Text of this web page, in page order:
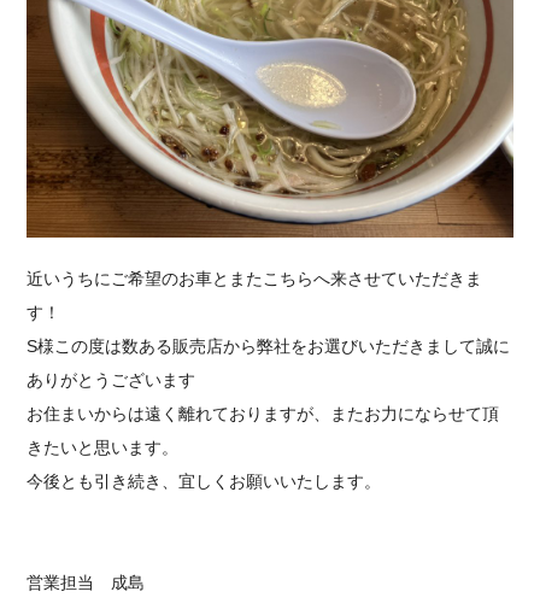
近いうちにご希望のお車とまたこちらへ来させていただきま
す！
S様この度は数ある販売店から弊社をお選びいただきまして誠に
ありがとうございます
お住まいからは遠く離れておりますが、またお力にならせて頂
きたいと思います。
今後とも引き続き、宜しくお願いいたします。
営業担当 成島